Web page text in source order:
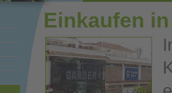
Einkaufen